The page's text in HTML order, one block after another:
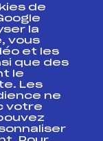
Suivi
de
la
vous
et les
que des
le
Les
ne
votre